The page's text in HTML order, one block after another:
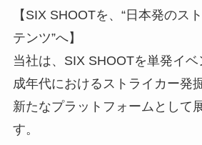
【SIX SHOOTを、“日本発のス
テンツ”へ】
当社は、SIX SHOOTを単発イ
成年代におけるストライカー発
新たなプラットフォームとして
す。